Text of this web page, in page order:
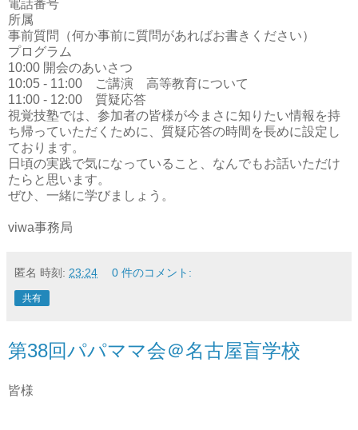
電話番号
所属
事前質問（何か事前に質問があればお書きください）
プログラム
10:00 開会のあいさつ
10:05 - 11:00 ご講演 高等教育について
11:00 - 12:00 質疑応答
視覚技塾では、参加者の皆様が今まさに知りたい情報を持
ち帰っていただくために、質疑応答の時間を長めに設定し
ております。
日頃の実践で気になっていること、なんでもお話いただけ
たらと思います。
ぜひ、一緒に学びましょう。
viwa事務局
匿名 時刻: 23:24 0 件のコメント:
共有
第38回パパママ会＠名古屋盲学校
皆様